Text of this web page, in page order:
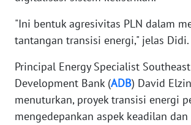
"Ini bentuk agresivitas PLN dalam
tantangan transisi energi," jelas Didi.
Principal Energy Specialist
Development Bank (ADB) David
menuturkan, proyek transisi energi
mengedepankan aspek keadilan
WN
WN
KALTENG